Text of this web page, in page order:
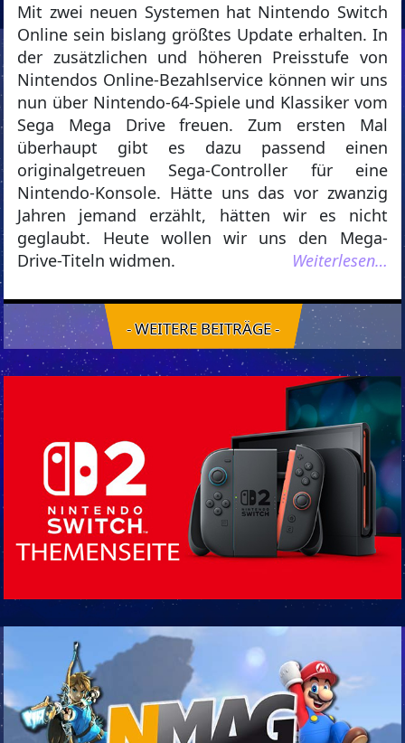
Mit zwei neuen Systemen hat Nintendo Switch
Online sein bislang größtes Update erhalten. In
der zusätzlichen und höheren Preisstufe von
Nintendos Online-Bezahlservice können wir uns
nun über Nintendo-64-Spiele und Klassiker vom
Sega Mega Drive freuen. Zum ersten Mal
überhaupt gibt es dazu passend einen
originalgetreuen Sega-Controller für eine
Nintendo-Konsole. Hätte uns das vor zwanzig
Jahren jemand erzählt, hätten wir es nicht
geglaubt. Heute wollen wir uns den Mega-
Drive-Titeln widmen.
Weiterlesen…
- WEITERE BEITRÄGE -